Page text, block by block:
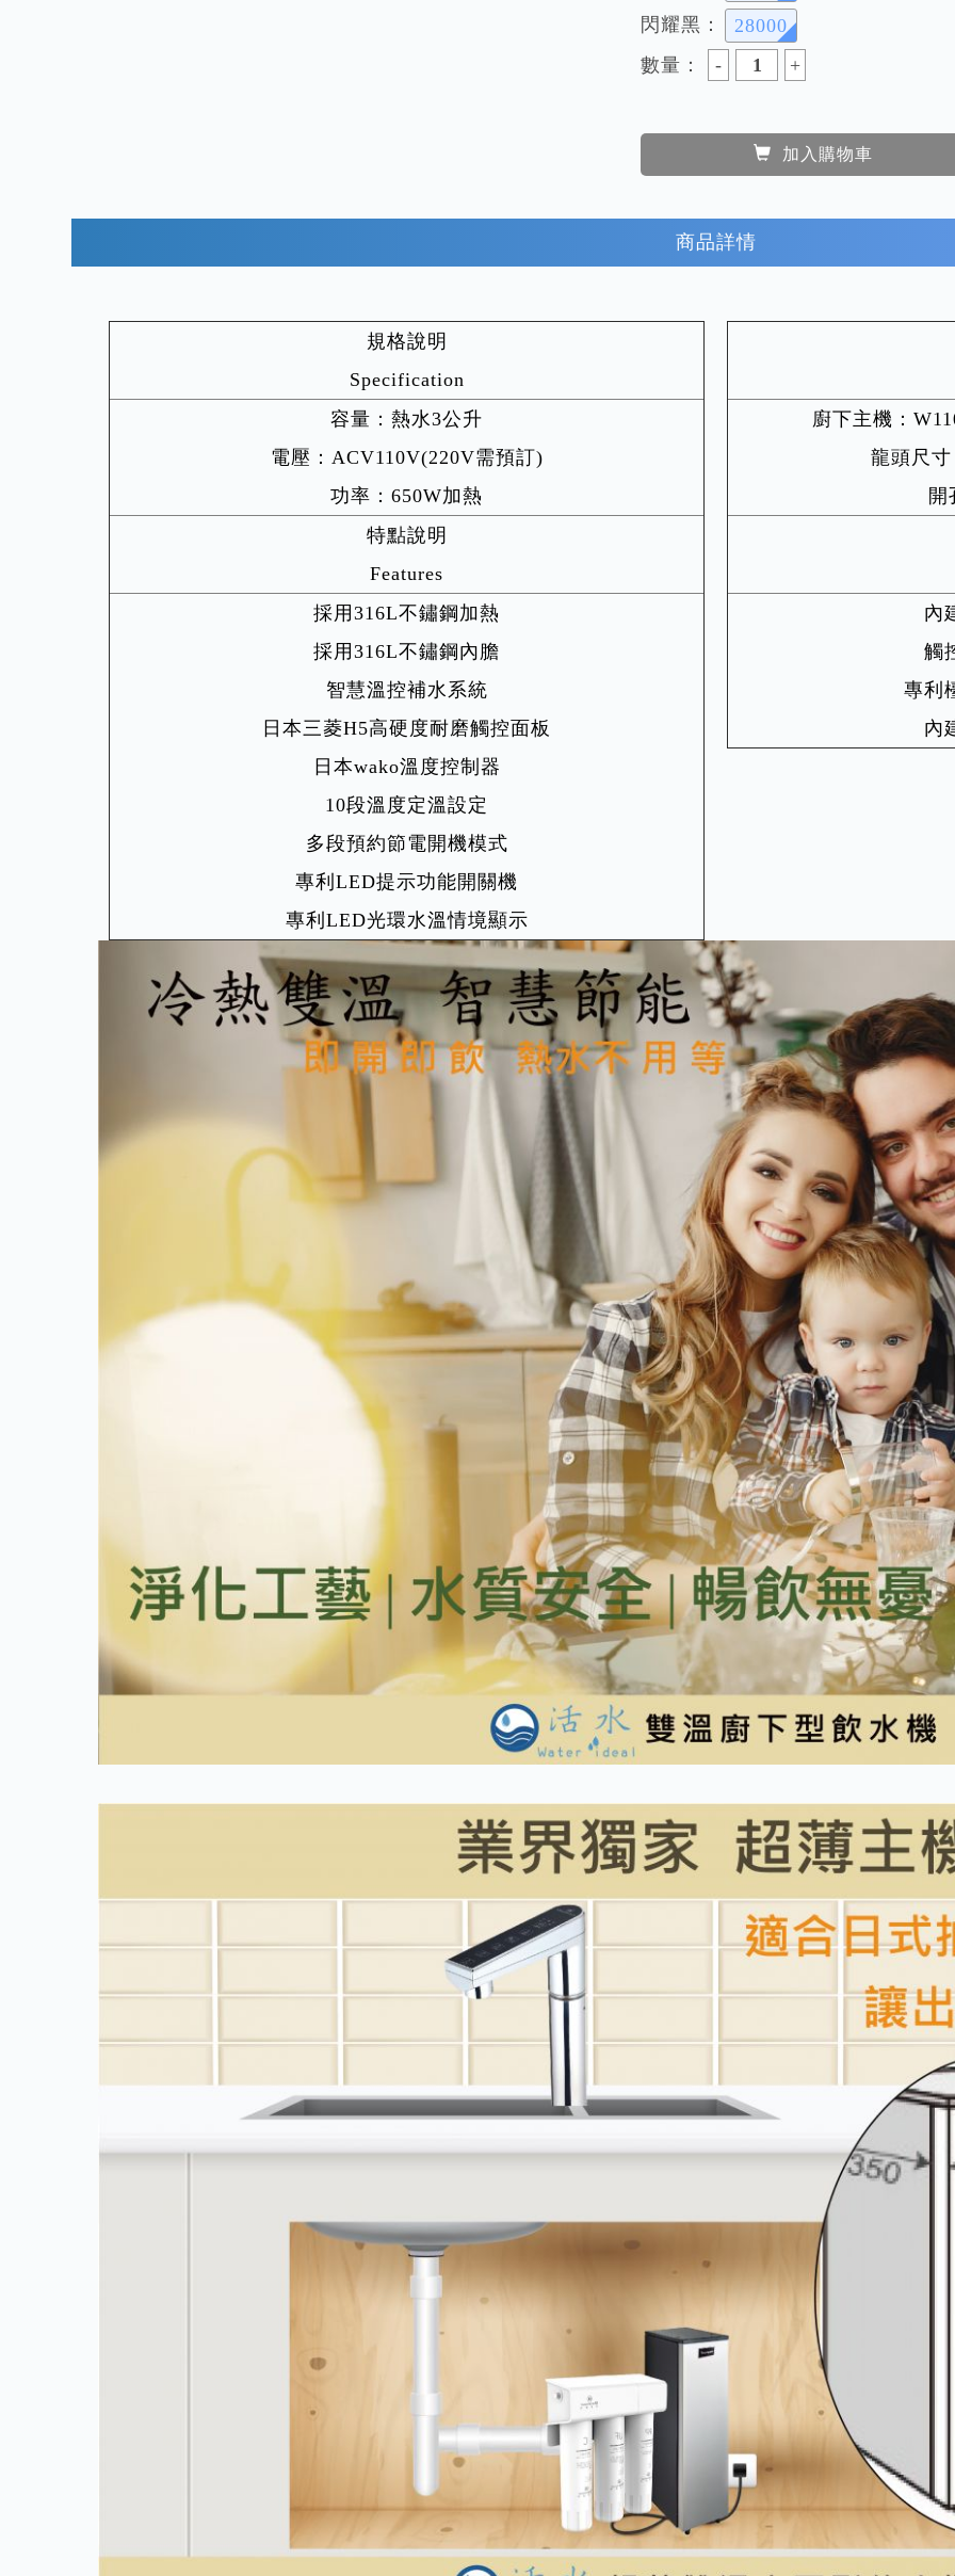
閃耀黑：
28000
數量：
加入購物車
商品詳情
規格說明
Specification
容量：熱水3公升
電壓：ACV110V(220V需預訂)
功率：650W加熱
特點說明
Features
採用316L不鏽鋼加熱
採用316L不鏽鋼內膽
智慧溫控補水系統
日本三菱H5高硬度耐磨觸控面板
日本wako溫度控制器
10段溫度定溫設定
多段預約節電開機模式
專利LED提示功能開關機
專利LED光環水溫情境顯示
廚下主機：
龍頭尺
開
內
觸
專利
內